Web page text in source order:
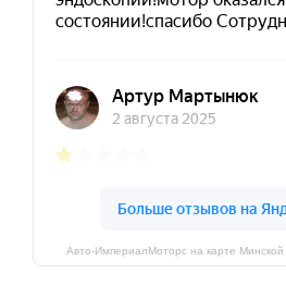
Авто-ИмпериалМоторс на карте